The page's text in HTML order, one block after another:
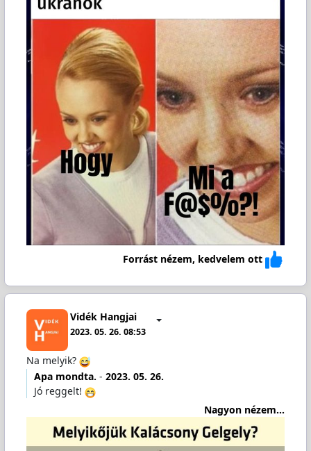
Forrást nézem, kedvelem ott
Vidék Hangjai
2023. 05. 26. 08:53
Na melyik?
Apa mondta. - 2023. 05. 26.
Jó reggelt!
Nagyon nézem...